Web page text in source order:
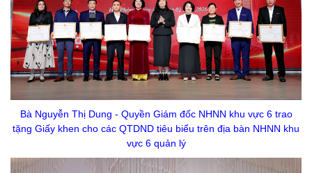
Bà Nguyễn Thị Dung - Quyền Giám đốc NHNN khu vực 6 trao
tặng Giấy khen cho các QTDND tiêu biểu trên địa bàn NHNN khu
vực 6 quản lý